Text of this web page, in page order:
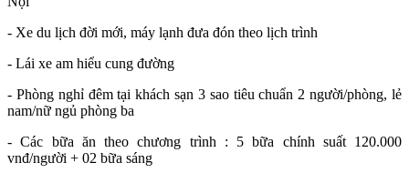
- Xe du lịch đời mới, máy lạnh đưa đón theo lịch trình
- Lái xe am hiểu cung đường
- Phòng nghỉ đêm tại khách sạn 3 sao tiêu chuẩn 2 người/phòng, lẻ
nam/nữ ngủ phòng ba
- Các bữa ăn theo chương trình : 5 bữa chính suất 120.000
vnđ/người + 02 bữa sáng